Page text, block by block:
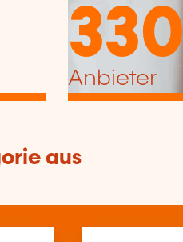
330
Anbieter
aus